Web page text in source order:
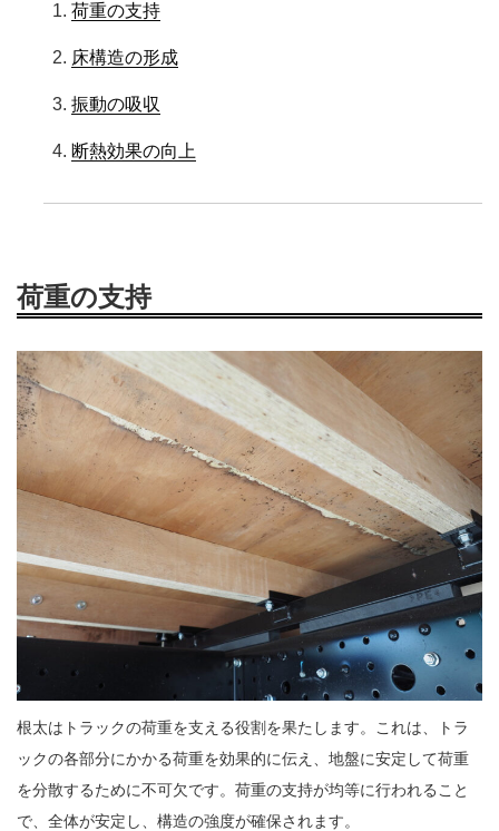
荷重の支持
床構造の形成
振動の吸収
断熱効果の向上
荷重の支持
根太はトラックの荷重を支える役割を果たします。これは、トラ
ックの各部分にかかる荷重を効果的に伝え、地盤に安定して荷重
を分散するために不可欠です。荷重の支持が均等に行われること
で、全体が安定し、構造の強度が確保されます。